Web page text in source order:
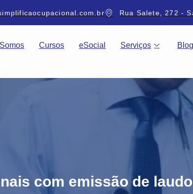
Rua Salete, 272 -
Cursos eSocial Serviços Blog
com emissão de